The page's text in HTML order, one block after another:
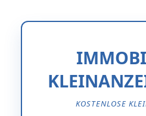
KOSTENLOSE